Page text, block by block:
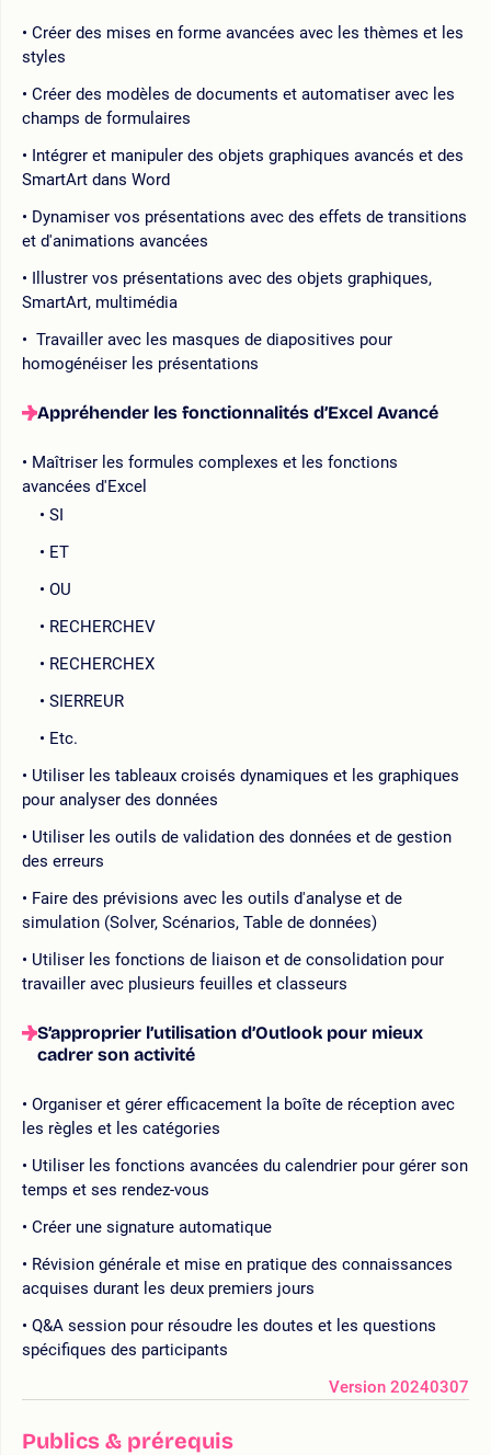
Créer des mises en forme avancées avec les thèmes et les
styles
Créer des modèles de documents et automatiser avec les
champs de formulaires
Intégrer et manipuler des objets graphiques avancés et des
SmartArt dans Word
Dynamiser vos présentations avec des effets de transitions
et d'animations avancées
Illustrer vos présentations avec des objets graphiques,
SmartArt, multimédia
Travailler avec les masques de diapositives pour
homogénéiser les présentations
Appréhender les fonctionnalités d’Excel Avancé
Maîtriser les formules complexes et les fonctions
avancées d'Excel
SI
ET
OU
RECHERCHEV
RECHERCHEX
SIERREUR
Etc.
Utiliser les tableaux croisés dynamiques et les graphiques
pour analyser des données
Utiliser les outils de validation des données et de gestion
des erreurs
Faire des prévisions avec les outils d'analyse et de
simulation (Solver, Scénarios, Table de données)
Utiliser les fonctions de liaison et de consolidation pour
travailler avec plusieurs feuilles et classeurs
S’approprier l’utilisation d’Outlook pour mieux
cadrer son activité
Organiser et gérer efficacement la boîte de réception avec
les règles et les catégories
Utiliser les fonctions avancées du calendrier pour gérer son
temps et ses rendez-vous
Créer une signature automatique
Révision générale et mise en pratique des connaissances
acquises durant les deux premiers jours
Q&A session pour résoudre les doutes et les questions
spécifiques des participants
Version 20240307
Publics & prérequis